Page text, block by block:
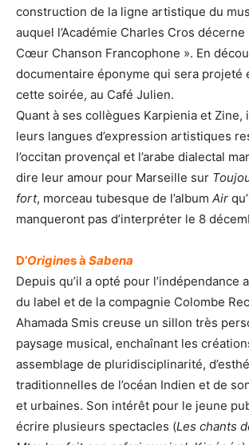
construction de la ligne artistique du
auquel l’Académie Charles Cros
Cœur Chanson Francophone ». En
documentaire éponyme qui sera projeté
cette soirée, au Café Julien.
Quant à ses collègues Karpienia et Zine,
leurs langues d’expression artistiques
l’occitan provençal et l’arabe dialectal
dire leur amour pour Marseille sur
fort, morceau tubesque de l’album Air
manqueront pas d’interpréter le 8
D’Origines à Sabena
Depuis qu’il a opté pour l’indépendance
du label et de la compagnie Colombe
Ahamada Smis creuse un sillon très
paysage musical, enchaînant les
assemblage de pluridisciplinarité,
traditionnelles de l’océan Indien et de
et urbaines. Son intérêt pour le jeune
écrire plusieurs spectacles (Les chants